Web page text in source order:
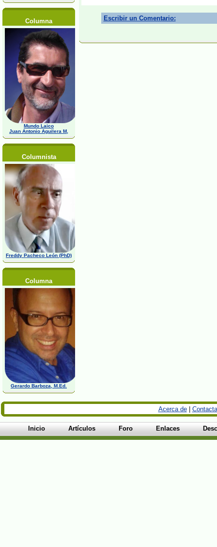
Columna
Mundo Laico
Juan Antonio Aguilera M,
Columnista
Freddy Pacheco León (PhD)
Columna
Gerardo Barboza, M.Ed.
Escribir un Comentario:
Acerca de|
Inicio Artículos Foro Enlaces